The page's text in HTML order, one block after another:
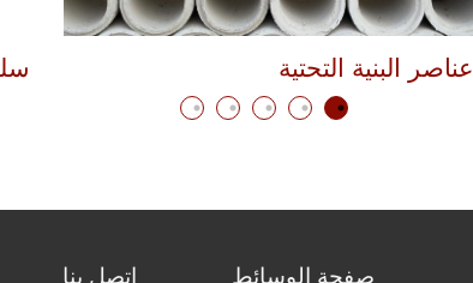
عناصر البنية التحتية
صفحة الوسائط اتصل بنا